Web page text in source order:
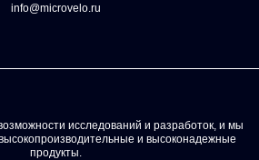
info@microvelo.ru
исследований и разработок, и мы
и высоконадежные
продукты.